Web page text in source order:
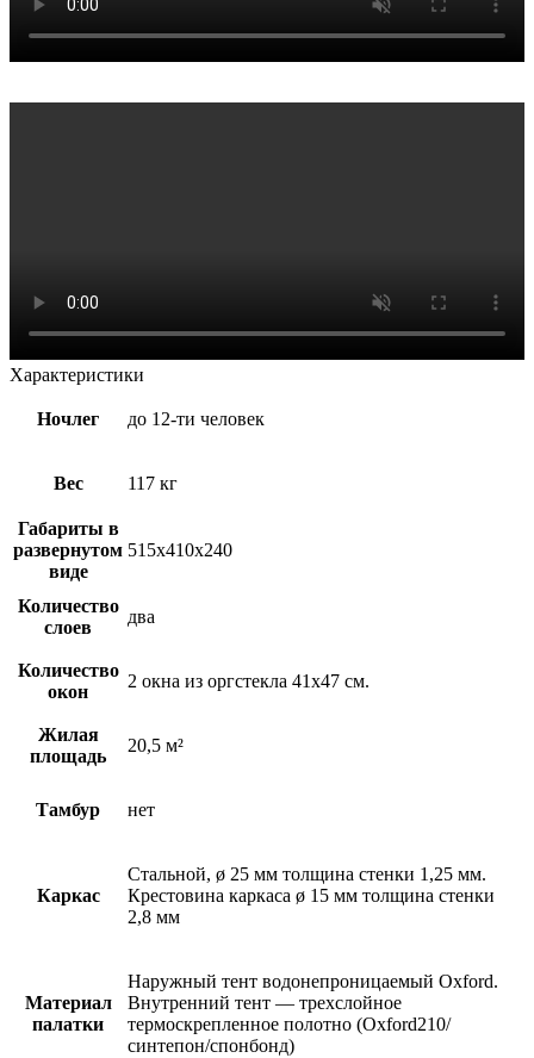
Характеристики
Ночлег до 12-ти человек
Вес 117 кг
Габариты в
развернутом
виде
515х410х240
Количество
слоев
два
Количество
окон
2 окна из оргстекла 41х47 см.
Жилая
площадь
20,5 м²
Тамбур нет
Каркас
Стальной, ø 25 мм толщина стенки 1,25 мм.
Крестовина каркаса ø 15 мм толщина стенки
2,8 мм
Материал
палатки
Наружный тент водонепроницаемый Oxford.
Внутренний тент — трехслойное
термоскрепленное полотно (Оxford210/
синтепон/спонбонд)